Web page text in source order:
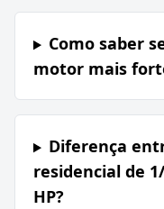
Como saber
motor mais
Diferença
residencial de
HP?